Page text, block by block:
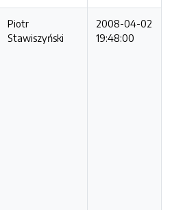
Piotr
Stawiszyński
2008-04-02
19:48:00